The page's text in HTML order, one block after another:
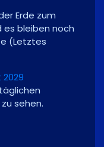
Erde zum
es bleiben noch
(Letztes
sehen.